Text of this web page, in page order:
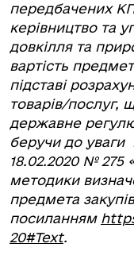
передбачених
керівництво та
довкілля та
вартість
підставі
товарів/послуг,
державне
беручи до уваги
18.02.2020 № 275
методики
предмета
посиланням
20#Text.